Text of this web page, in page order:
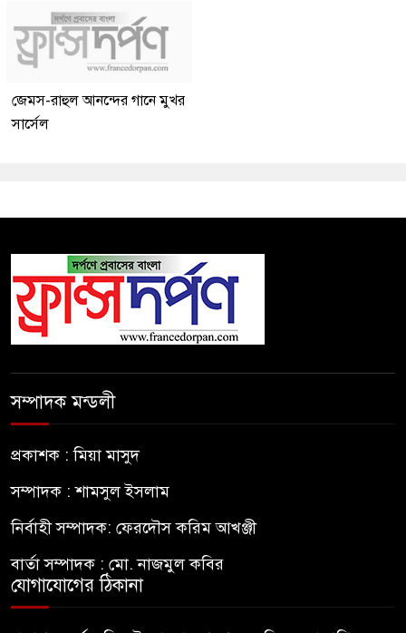
জেমস-রাহুল আনন্দের গানে মুখর
সার্সেল
সম্পাদক মন্ডলী
প্রকাশক : মিয়া মাসুদ
সম্পাদক : শামসুল ইসলাম
নির্বাহী সম্পাদক: ফেরদৌস করিম আখঞ্জী
বার্তা সম্পাদক : মো. নাজমুল কবির
যোগাযোগের ঠিকানা